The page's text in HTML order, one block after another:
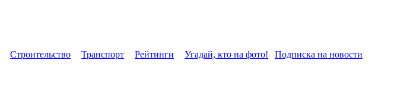
Строительство Транспорт Рейтинги Угадай, кто на фото! Подписка на новости